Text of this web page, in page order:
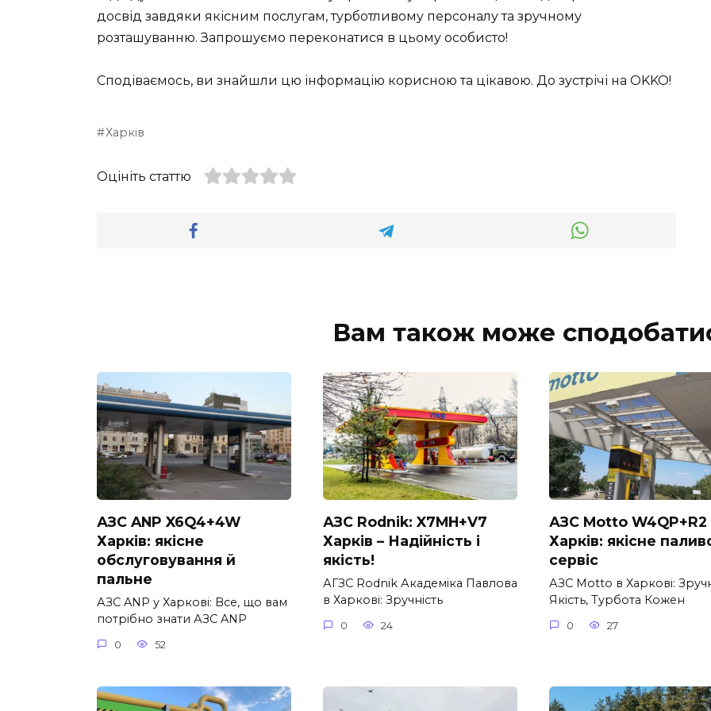
досвід завдяки якісним послугам, турботливому персоналу та зручному
розташуванню. Запрошуємо переконатися в цьому особисто!
Сподіваємось, ви знайшли цю інформацію корисною та цікавою. До зустрічі на OKKO!
Харків
Оцініть статтю
Вам також може
АЗС ANP X6Q4+4W
Харків: якісне
обслуговування й
пальне
АЗС ANP у Харкові: Все, що вам
потрібно знати АЗС ANP
0 52
АЗС Rodnik: X7MH+V7
Харків – Надійність і
якість!
АГЗС Rodnik Академіка Павлова
в Харкові: Зручність
0 24
АЗС Motto W4QP+R2
Харків: якісне
сервіс
АЗС Motto в Харкові:
Якість, Турбота Кожен
0 27